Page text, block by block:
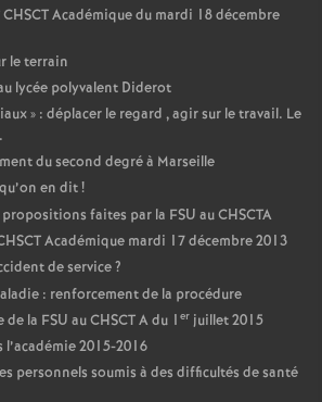
CHSCT Académique du mardi 18 décembre
le terrain
lycée polyvalent Diderot
» : déplacer le regard , agir sur le travail. Le
du second degré à Marseille
en dit!
propositions faites par la FSU au CHSCTA
Académique mardi 17 décembre 2013
de service?
: renforcement de la procédure
la FSU au CHSCT A du 1 er juillet 2015
l’académie 2015-2016
personnels soumis à des difficultés de santé